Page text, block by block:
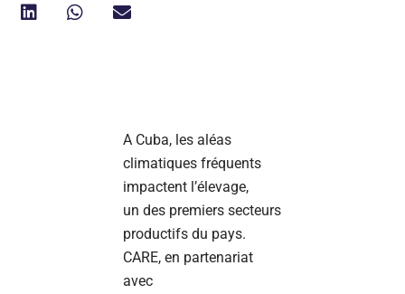
A Cuba, les aléas
climatiques fréquents
impactent l’élevage,
un des premiers secteurs
productifs du pays.
CARE, en partenariat
avec